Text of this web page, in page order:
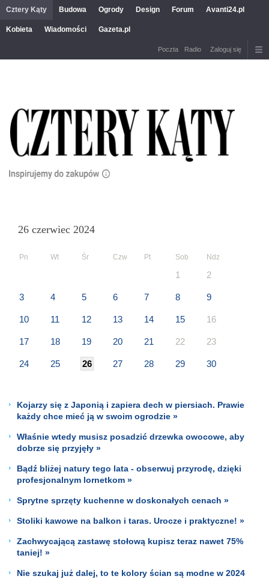
Cztery Kąty Budowa Ogrody Design Forum Avanti24.pl
Kobieta Wiadomości Gazeta.pl
Poczta Radio Zaloguj się
26 czerwiec 2024
Pn Wt Śr Czw Pt Sob Ndz
1 2
3 4 5 6 7 8 9
10 11 12 13 14 15 16
17 18 19 20 21 22 23
24 25 26 27 28 29 30
Kojarzy się z Japonią i zapiera dech w piersiach. Prawie
każdy chce mieć ją w swoim ogrodzie »
Właśnie wtedy musisz posadzić drzewka owocowe, aby
dobrze się przyjęły »
Bądź bliżej natury tego lata - obserwuj przyrodę, dzięki
profesjonalnym lornetkom »
Sprytne sprzęty kuchenne w doskonałych cenach »
Stoliki kawowe na balkon i taras. Urocze i praktyczne! »
Zachwycającą zastawę stołową kupisz teraz nawet 75%
taniej! »
Nie szukaj już dalej, to te kolory ścian są modne w 2024